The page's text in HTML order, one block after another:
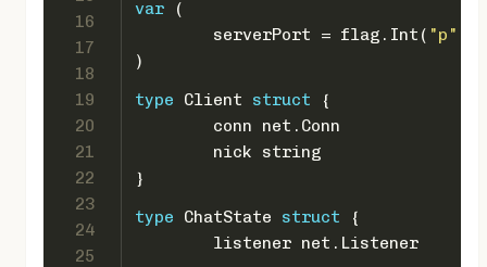
16
17
18
19
20
21
22
23
24
25
var (
	serverPort = flag.Int(
"p"
)
type Client struct {
	conn net.Conn
	nick
string
}
type ChatState struct {
	listener net.Listener